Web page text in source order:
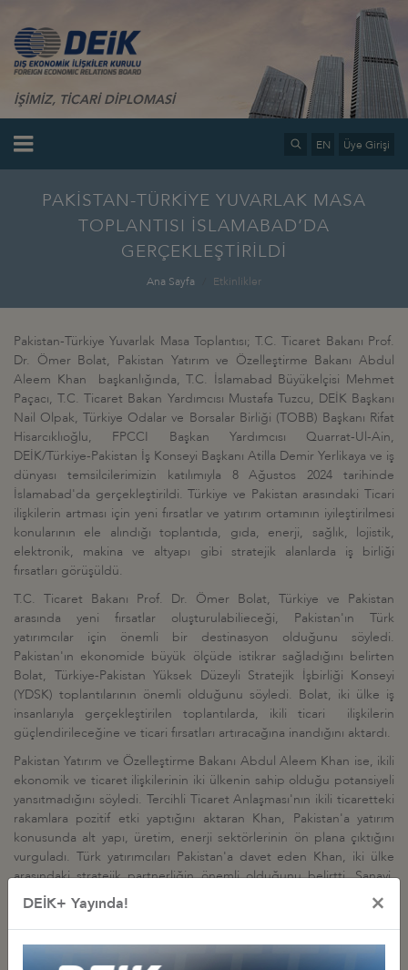
İŞİMİZ, TİCARİ DİPLOMASİ
EN Üye Girişi
PAKİSTAN-TÜRKİYE YUVARLAK MASA
TOPLANTISI İSLAMABAD’DA
GERÇEKLEŞTİRİLDİ
Ana Sayfa Etkinlikler
Pakistan-Türkiye Yuvarlak Masa Toplantısı; T.C. Ticaret Bakanı Prof.
Dr. Ömer Bolat, Pakistan Yatırım ve Özelleştirme Bakanı Abdul
Aleem Khan başkanlığında, T.C. İslamabad Büyükelçisi Mehmet
Paçacı, T.C. Ticaret Bakan Yardımcısı Mustafa Tuzcu, DEİK Başkanı
Nail Olpak, Türkiye Odalar ve Borsalar Birliği (TOBB) Başkanı Rifat
Hisarcıklıoğlu, FPCCI Başkan Yardımcısı Quarrat-Ul-Ain,
DEİK/Türkiye-Pakistan İş Konseyi Başkanı Atilla Demir Yerlikaya ve iş
dünyası temsilcilerimizin katılımıyla 8 Ağustos 2024 tarihinde
İslamabad'da gerçekleştirildi. Türkiye ve Pakistan arasındaki Ticari
ilişkilerin artması için yeni fırsatlar ve yatırım ortamının iyileştirilmesi
konularının ele alındığı toplantıda, gıda, enerji, sağlık, lojistik,
elektronik, makina ve altyapı gibi stratejik alanlarda iş birliği
fırsatları görüşüldü.
T.C. Ticaret Bakanı Prof. Dr. Ömer Bolat, Türkiye ve Pakistan
arasında yeni fırsatlar oluşturulabilieceği, Pakistan'ın Türk
yatırımcılar için önemli bir destinasyon olduğunu söyledi.
Pakistan'ın ekonomide büyük ölçüde istikrar sağladığını belirten
Bolat, Türkiye-Pakistan Yüksek Düzeyli Stratejik İşbirliği Konseyi
(YDSK) toplantılarının önemli olduğunu söyledi. Bolat, iki ülke iş
insanlarıyla gerçekleştirilen toplantılarda, ikili ticari ilişkilerin
güçlendirileceğine ve ticari fırsatları artıracağına inandığını aktardı.
Pakistan Yatırım ve Özelleştirme Bakanı Abdul Aleem Khan ise, ikili
ekonomik ve ticaret ilişkilerinin iki ülkenin sahip olduğu potansiyeli
yansıtmadığını söyledi. Tercihli Ticaret Anlaşması'nın ikili ticaretteki
rakamlara pozitif etki yaptığını aktaran Khan, Pakistan'a yatırım
konusunda alt yapı, üretim, enerji sektörlerinin ön plana çıktığını
vurguladı. Türk yatırımcıları Pakistan'a davet eden Khan, iki ülke
arasındaki stratejik partnerliğin önemli olduğunu belirtti. Sanayi,
tarım, yenilenebilir enerji başlıklarının iki ülke arasındaki öncelikli
alanlar olarak değerlendirildiğini belirten Khan, sürdürülebilir
kalkınma için bu alanlardaki yatırımların ilişkileri derinleştireceğini
söyledi.
DEİK+ Yayında! ×